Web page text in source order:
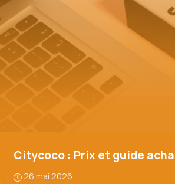
Citycoco : Prix et guide
26 mai 2026